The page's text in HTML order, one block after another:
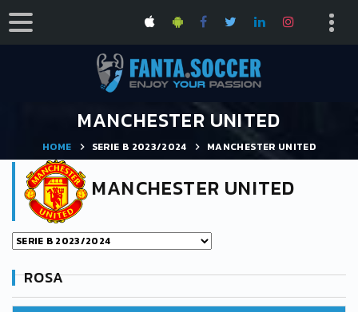
MANCHESTER UNITED
HOME SERIE B 2023/2024 MANCHESTER UNITED
MANCHESTER UNITED
ROSA